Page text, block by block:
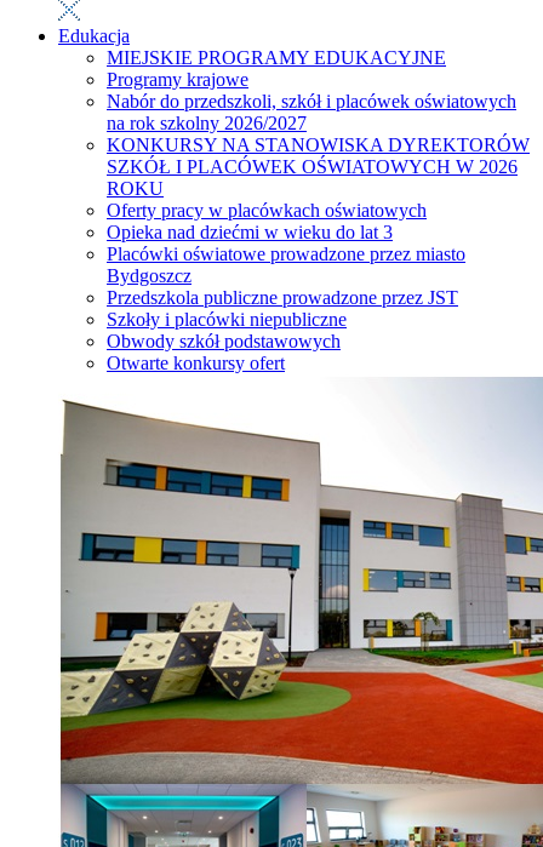
Edukacja
MIEJSKIE PROGRAMY EDUKACYJNE
Programy krajowe
Nabór do przedszkoli, szkół i placówek oświatowych
na rok szkolny 2026/2027
KONKURSY NA STANOWISKA DYREKTORÓW
SZKÓŁ I PLACÓWEK OŚWIATOWYCH W 2026
ROKU
Oferty pracy w placówkach oświatowych
Opieka nad dziećmi w wieku do lat 3
Placówki oświatowe prowadzone przez miasto
Bydgoszcz
Przedszkola publiczne prowadzone przez JST
Szkoły i placówki niepubliczne
Obwody szkół podstawowych
Otwarte konkursy ofert